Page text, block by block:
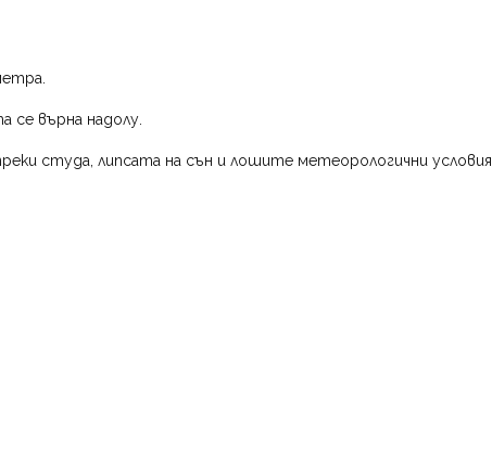
се върна надолу.
студа, липсата на сън и лошите метеорологични условия.